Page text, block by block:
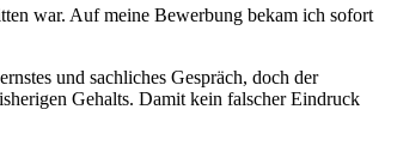
war. Auf meine Bewerbung bekam ich sofort
und sachliches Gespräch, doch der
Gehalts. Damit kein falscher Eindruck